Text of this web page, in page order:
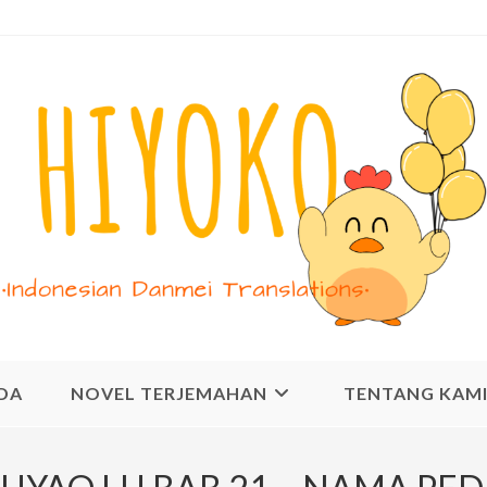
NOVEL TERJEMAHAN TENTANG KAMI